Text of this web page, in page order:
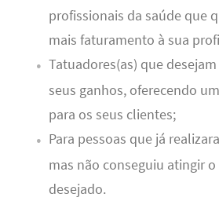
profissionais da saúde que
mais faturamento à sua
Tatuadores(as) que
seus ganhos, oferecendo
para os seus clientes;
Para pessoas que já
mas não conseguiu atingir
desejado.